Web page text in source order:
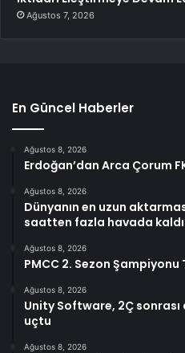
Ağustos 7, 2026
En Güncel Haberler
Ağustos 8, 2026
Erdoğan’dan Arca Çorum
Ağustos 8, 2026
Dünyanın en uzun
saatten fazla havada
Ağustos 8, 2026
PMCC 2. Sezon Şampiyonu
Ağustos 8, 2026
Unity Software, 2Ç
uçtu
Ağustos 8, 2026